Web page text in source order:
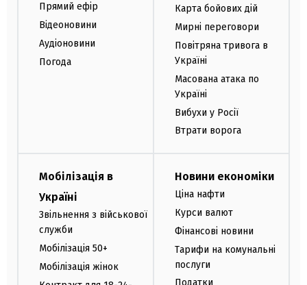
Прямий ефір
Відеоновини
Аудіоновини
Погода
Карта бойових дій
Мирні переговори
Повітряна тривога в
Україні
Масована атака по
Україні
Вибухи у Росії
Втрати ворога
Мобілізація в
Україні
Звільнення з військової
служби
Мобілізація 50+
Мобілізація жінок
Новини економіки
Ціна нафти
Курси валют
Фінансові новини
Тарифи на комунальні
послуги